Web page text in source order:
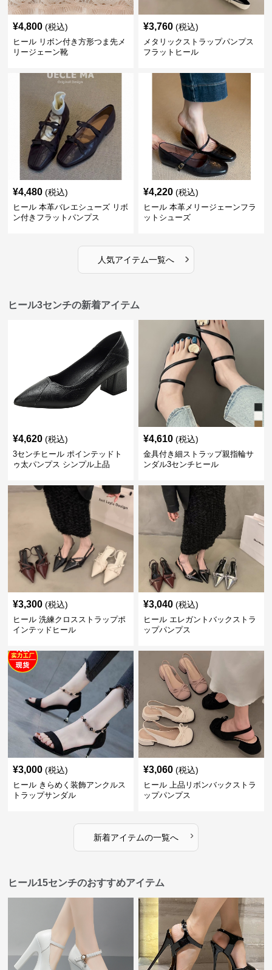
¥4,800 (税込)
ヒール リボン付き方形つま先メ
リージェーン靴
¥3,760 (税込)
メタリックストラップパンプス
フラットヒール
¥4,480 (税込)
ヒール 本革バレエシューズ リボ
ン付きフラットパンプス
¥4,220 (税込)
ヒール 本革メリージェーンフラ
ットシューズ
人気アイテム一覧へ ›
ヒール3センチの新着アイテム
¥4,620 (税込)
3センチヒール ポインテッドト
ゥ太パンプス シンプル上品
¥4,610 (税込)
金具付き細ストラップ親指輪サ
ンダル3センチヒール
¥3,300 (税込)
ヒール 洗練クロスストラップポ
インテッドヒール
¥3,040 (税込)
ヒール エレガントバックストラ
ップパンプス
¥3,000 (税込)
ヒール きらめく装飾アンクルス
トラップサンダル
¥3,060 (税込)
ヒール 上品リボンバックストラ
ップパンプス
新着アイテムの一覧へ ›
ヒール15センチのおすすめアイテム